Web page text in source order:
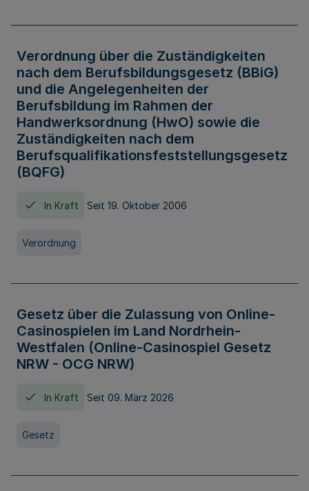
Verordnung über die Zuständigkeiten
nach dem Berufsbildungsgesetz (BBiG)
und die Angelegenheiten der
Berufsbildung im Rahmen der
Handwerksordnung (HwO) sowie die
Zuständigkeiten nach dem
Berufsqualifikationsfeststellungsgesetz
(BQFG)
In Kraft Seit 19. Oktober 2006
Verordnung
Gesetz über die Zulassung von Online-
Casinospielen im Land Nordrhein-
Westfalen (Online-Casinospiel Gesetz
NRW - OCG NRW)
In Kraft Seit 09. März 2026
Gesetz